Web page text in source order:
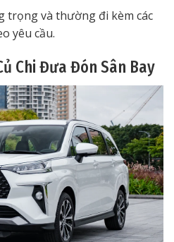
trọng và thường đi kèm các
yêu cầu.
Chi Đưa Đón Sân Bay